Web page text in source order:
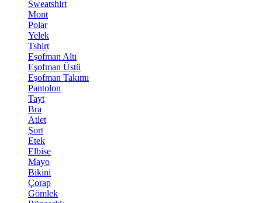
Sweatshirt
Mont
Polar
Yelek
Tshirt
Eşofman Altı
Eşofman Üstü
Eşofman Takımı
Pantolon
Tayt
Bra
Atlet
Şort
Etek
Elbise
Mayo
Bikini
Çorap
Gömlek